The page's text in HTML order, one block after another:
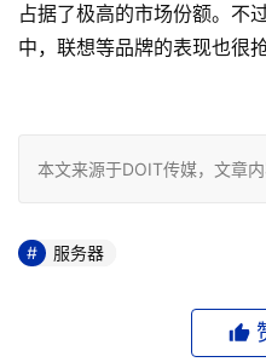
占据了极高的市场份额。不
中，联想等品牌的表现也很
本文来源于DOIT传媒，文章
服务器